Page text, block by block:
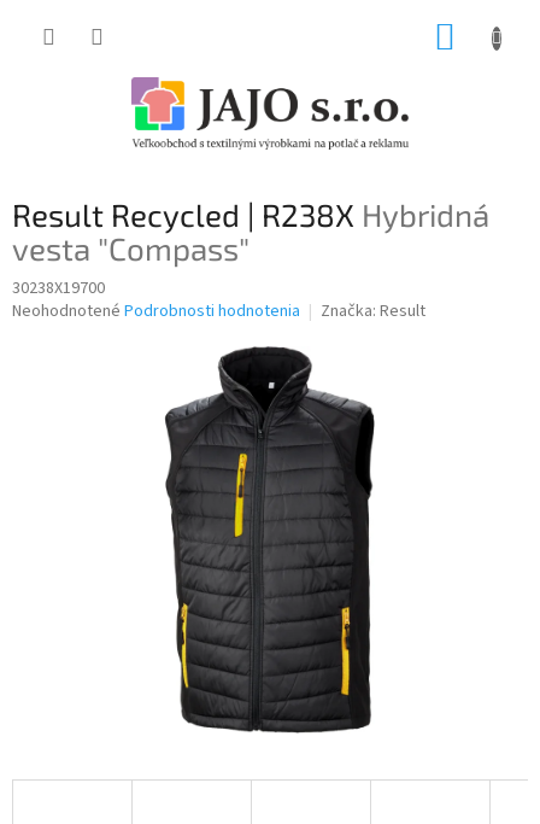
Result Recycled | R238X Hybridná
vesta "Compass"
30238X19700
Priemerné
Neohodnotené Podrobnosti hodnotenia Značka: Result